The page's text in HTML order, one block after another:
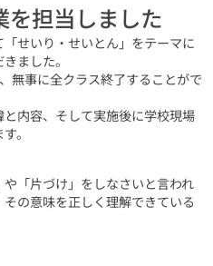
を担当しました
せいり・せいとん」をテーマに
ました。
無事に全クラス終了することがで
内容、そして実施後に学校現場
。
「片づけ」をしなさいと言われ
の意味を正しく理解できている